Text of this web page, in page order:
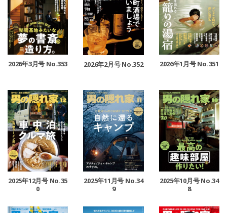
2026年3月号 No.353 2026年2月号 No.352 2026年1月号 No.351
2025年12月号 No.35
0
2025年11月号 No.34
9
2025年10月号 No.34
8